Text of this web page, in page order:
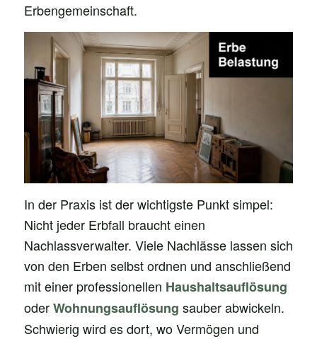
Erbengemeinschaft.
In der Praxis ist der wichtigste Punkt simpel:
Nicht jeder Erbfall braucht einen
Nachlassverwalter. Viele Nachlässe lassen sich
von den Erben selbst ordnen und anschließend
mit einer professionellen Haushaltsauflösung
oderWohnungsauflösung sauber abwickeln.
Schwierig wird es dort, wo Vermögen und